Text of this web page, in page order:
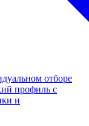
отборе
профиль с
и